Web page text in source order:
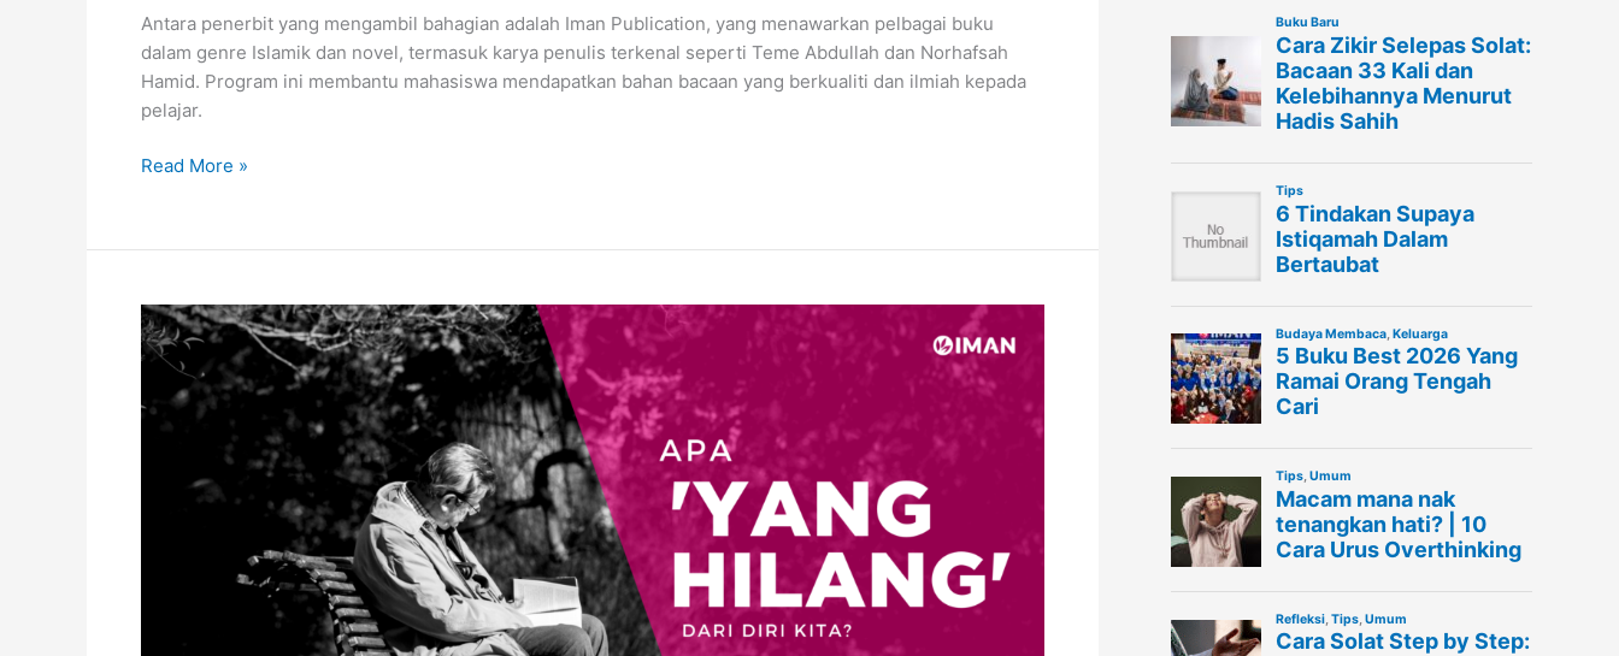
Antara penerbit yang mengambil bahagian adalah Iman Publication, yang menawarkan pelbagai buku
dalam genre Islamik dan novel, termasuk karya penulis terkenal seperti Teme Abdullah dan Norhafsah
Hamid. Program ini membantu mahasiswa mendapatkan bahan bacaan yang berkualiti dan ilmiah kepada
pelajar.
Baucar
RM
Peluang
Membaca
Untuk
Pelajar
Read More »